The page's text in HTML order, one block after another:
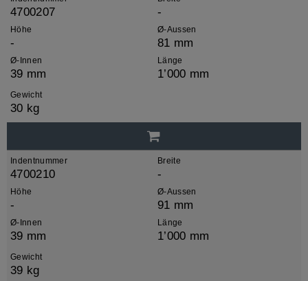
4700207 -
Höhe
-
Ø-Aussen
81 mm
Ø-Innen
39 mm
Länge
1’000 mm
Gewicht
30 kg
Indentnummer
4700210
Breite
-
Höhe
-
Ø-Aussen
91 mm
Ø-Innen
39 mm
Länge
1’000 mm
Gewicht
39 kg